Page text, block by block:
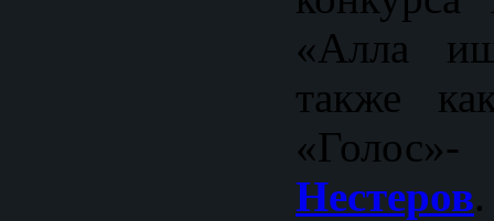
«Алла
также
Нестеров.